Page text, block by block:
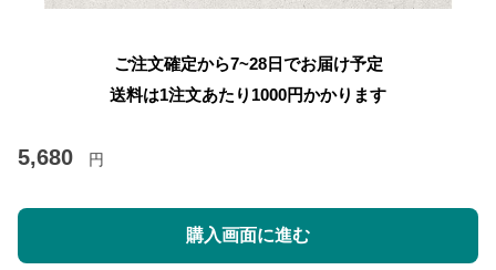
ご注文確定から7~28日でお届け予定
送料は1注文あたり 1000円かかります
5,680 円
購入画面に進む